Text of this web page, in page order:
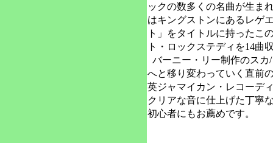
ックの数多くの名曲が生ま
はキングストンにあるレゲ
ト」をタイトルに持ったこ
ト・ロックステディを14曲
バーニー・リー制作のス
へと移り変わっていく直前
英ジャマイカン・レコーデ
クリアな音に仕上げた丁寧
初心者にもお薦めです。